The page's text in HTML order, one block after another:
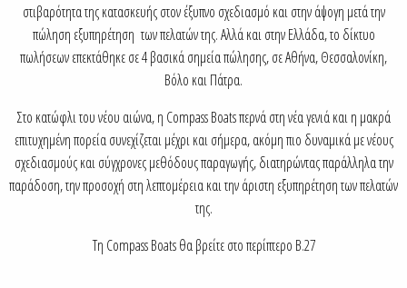
στιβαρότητα της κατασκευής στον έξυπνο σχεδιασμό και στην άψογη μετά την
πώληση εξυπηρέτηση των πελατών της. Αλλά και στην Ελλάδα, το δίκτυο
πωλήσεων επεκτάθηκε σε 4 βασικά σημεία πώλησης, σε Αθήνα, Θεσσαλονίκη,
Βόλο και Πάτρα.
Στο κατώφλι του νέου αιώνα, η Compass Boats περνά στη νέα γενιά και η μακρά
επιτυχημένη πορεία συνεχίζεται μέχρι και σήμερα, ακόμη πιο δυναμικά με νέους
σχεδιασμούς και σύγχρονες μεθόδους παραγωγής, διατηρώντας παράλληλα την
παράδοση, την προσοχή στη λεπτομέρεια και την άριστη εξυπηρέτηση των πελατών
της.
Τη Compass Boats θα βρείτε στο περίπτερο B.27